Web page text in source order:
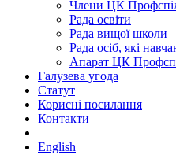
Члени ЦК
Рада освіти
Рада вищої школи
Рада осіб, які
Апарат ЦК
Галузева угода
Статут
Корисні посилання
Контакти
English